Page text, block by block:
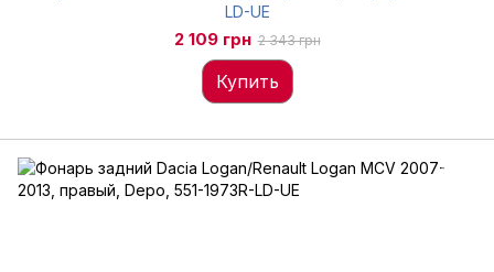
LD-UE
2 109 грн 2 343 грн
Купить